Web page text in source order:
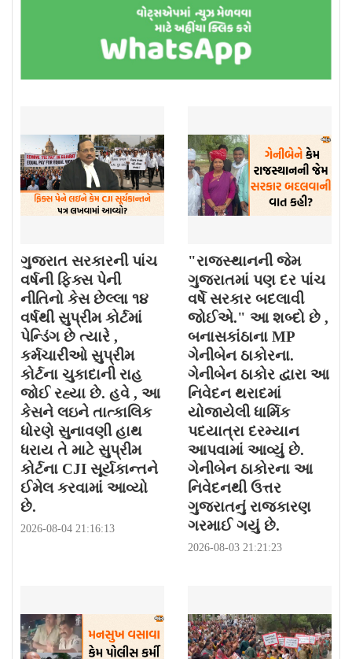
ગુજરાત સરકારની પાંચ
વર્ષની ફિક્સ પેની
નીતિનો કેસ છેલ્લા ૧૪
વર્ષથી સુપ્રીમ કોર્ટમાં
પેન્ડિંગ છે ત્યારે ,
કર્મચારીઓ સુપ્રીમ
કોર્ટના ચુકાદાની રાહ
જોઈ રહ્યા છે. હવે , આ
કેસને લઇને તાત્કાલિક
ધોરણે સુનાવણી હાથ
ધરાય તે માટે સુપ્રીમ
કોર્ટના CJI સૂર્યકાન્તને
ઈમેલ કરવામાં આવ્યો
છે.
2026-08-04 21:16:13
"રાજસ્થાનની જેમ
ગુજરાતમાં પણ દર પાંચ
વર્ષે સરકાર બદલાવી
જોઈએ." આ શબ્દો છે ,
બનાસકાંઠાના MP
ગેનીબેન ઠાકોરના.
ગેનીબેન ઠાકોર દ્વારા આ
નિવેદન થરાદમાં
યોજાયેલી ધાર્મિક
પદયાત્રા દરમ્યાન
આપવામાં આવ્યું છે.
ગેનીબેન ઠાકોરના આ
નિવેદનથી ઉત્તર
ગુજરાતનું રાજકારણ
ગરમાઈ ગયું છે.
2026-08-03 21:21:23